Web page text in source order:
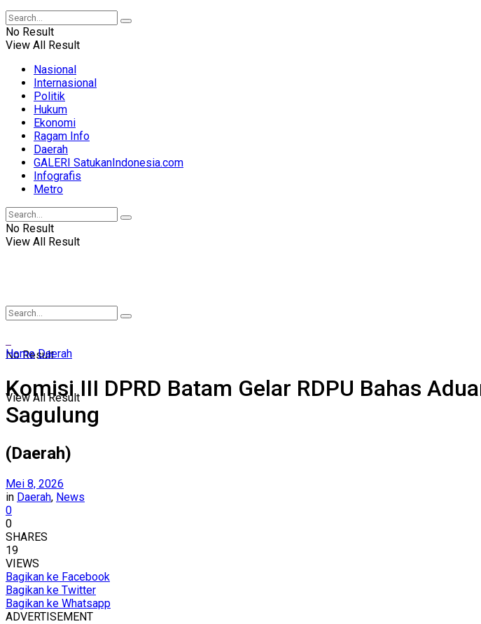
No Result
View All Result
Nasional
Internasional
Politik
Hukum
Ekonomi
Ragam Info
Daerah
GALERI SatukanIndonesia.com
Infografis
Metro
No Result
View All Result
No Result
View All Result
Home Daerah
Komisi III DPRD Batam Gelar RDPU Bahas
Sagulung
(Daerah)
Mei 8, 2026
in Daerah, News
0
0
SHARES
19
VIEWS
Bagikan ke Facebook
Bagikan ke Twitter
Bagikan ke Whatsapp
ADVERTISEMENT